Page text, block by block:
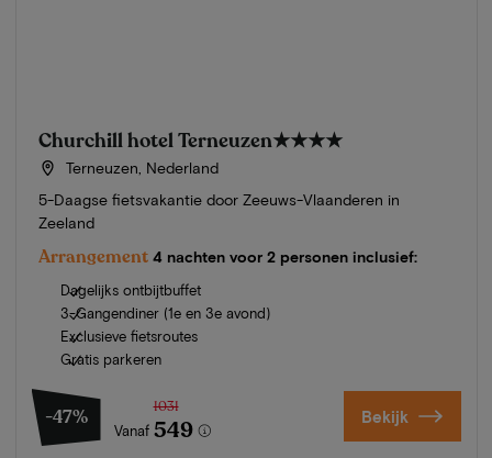
Churchill hotel Terneuzen★★★★
Terneuzen, Nederland
5-Daagse fietsvakantie door Zeeuws-Vlaanderen in
Zeeland
Arrangement 4 nachten voor 2 personen inclusief:
Dagelijks ontbijtbuffet
3-Gangendiner (1e en 3e avond)
Exclusieve fietsroutes
Gratis parkeren
-47%
Vanaf
1031
549 Bekijk